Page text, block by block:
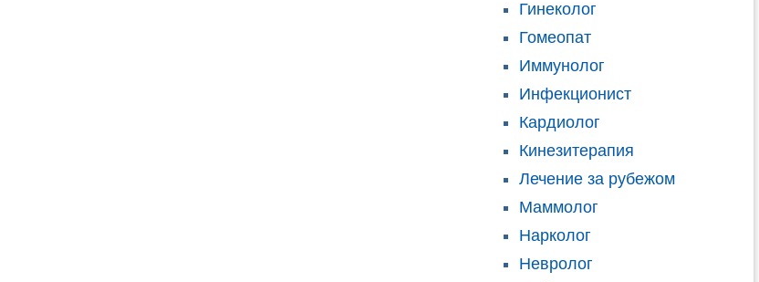
Гинеколог
Гомеопат
Иммунолог
Инфекционист
Кардиолог
Кинезитерапия
Лечение за рубежом
Маммолог
Нарколог
Невролог